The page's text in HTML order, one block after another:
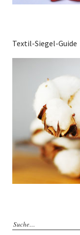
Textil-Siegel-Guide